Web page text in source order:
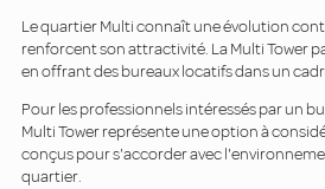
Le quartier Multi connaît une évolution
renforcent son attractivité. La Multi Tower
en offrant des bureaux locatifs dans un
Pour les professionnels intéressés par un
Multi Tower représente une option à
conçus pour s'accorder avec
quartier.